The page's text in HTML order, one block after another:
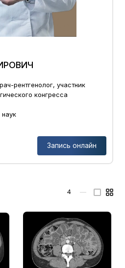
рентгенолог, участник
конгресса
Запись онлайн
4 —